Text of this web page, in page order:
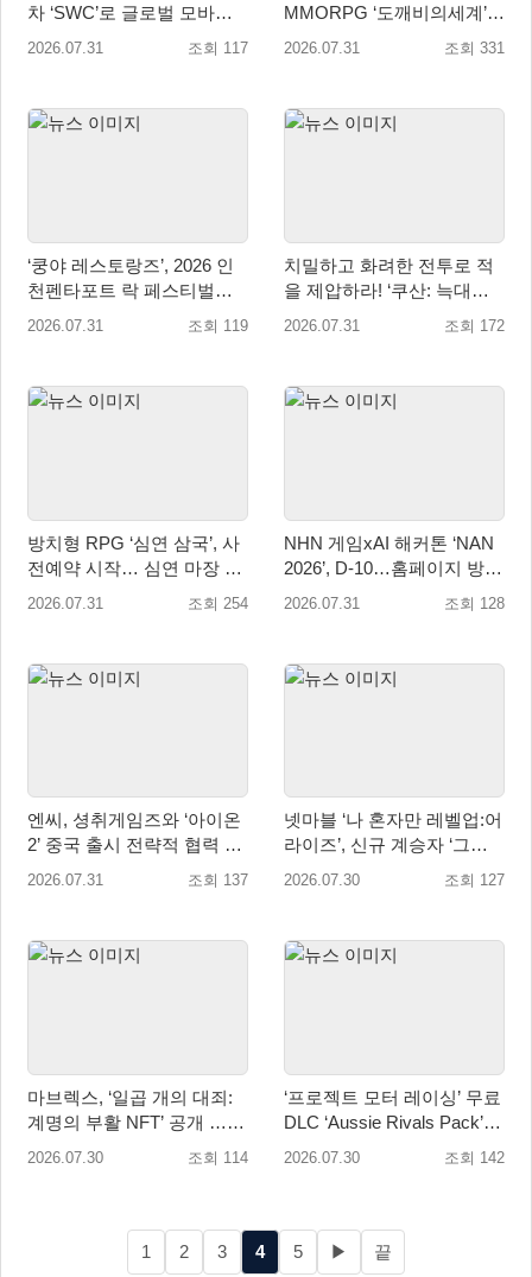
차 ‘SWC’로 글로벌 모바일 e
스포츠 새 지평 열다
2026.07.31 조회 117
MMORPG ‘도깨비의세계’
10월 출시 확정… 대표 일러
2026.07.31 조회 331
‘쿵야 레스토랑즈’, 2026 인
천펜타포트 락 페스티벌서
굿즈·키즈존 운영
2026.07.31 조회 119
치밀하고 화려한 전투로 적
을 제압하라! ‘쿠산: 늑대들
의 도시’, 오늘 정식 출시
2026.07.31 조회 172
방치형 RPG ‘심연 삼국’, 사
전예약 시작… 심연 마장 수
집·육성 예고
2026.07.31 조회 254
NHN 게임xAI 해커톤 ‘NAN
2026’, D-10…홈페이지 방문
자 10만 명 돌파
2026.07.31 조회 128
엔씨, 셩취게임즈와 ‘아이온
2’ 중국 출시 전략적 협력 발
표
2026.07.31 조회 137
넷마블 ‘나 혼자만 레벨업:어
라이즈’, 신규 계승자 ‘그림
자 군주 성진우’ 추가
2026.07.30 조회 127
마브렉스, ‘일곱 개의 대죄:
계명의 부활 NFT’ 공개 …글
로벌 인기 IP 라이선스 활용
2026.07.30 조회 114
‘프로젝트 모터 레이싱’ 무료
DLC ‘Aussie Rivals Pack’
출시! 대규모 업데이트 2.1도
2026.07.30 조회 142
1 2 3 4 5 ▶ 끝